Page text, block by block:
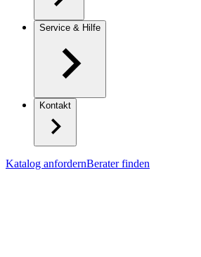
Service & Hilfe
Kontakt
Katalog anfordernBerater finden